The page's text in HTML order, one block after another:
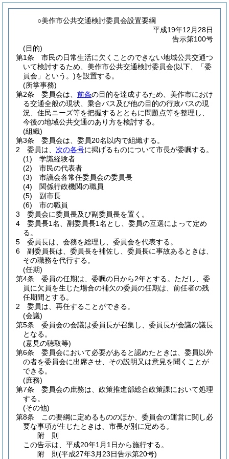
○美作市公共交通検討委員会設置要綱
平成19年12月28日
告示第100号
(目的)
第1条
市民の日常生活に欠くことのできない地域公共交通つ
いて検討するため、美作市公共交通検討委員会(以下、「委
員会」という。)を設置する。
(所掌事務)
第2条
委員会は、 前条の目的を達成するため、美作市におけ
る交通全般の現状、乗合バス及び他の目的の行政バスの現
況、住民ニーズ等を把握するとともに問題点等を整理し、
今後の地域公共交通のあり方を検討する。
(組織)
第3条
委員会は、委員20名以内で組織する。
2
委員は、 次の各号に掲げるものについて市長が委嘱する。
(1)
学識経験者
(2)
市民の代表者
(3)
市議会各常任委員会の委員長
(4)
関係行政機関の職員
(5)
副市長
(6)
市の職員
3
委員会に委員長及び副委員長を置く。
4
委員長1名、副委員長1名とし、委員の互選によって定め
る。
5
委員長は、会務を総理し、委員会を代表する。
6
副委員長は、委員長を補佐し、委員長に事故あるときは、
その職務を代行する。
(任期)
第4条
委員の任期は、委嘱の日から2年とする。 ただし、委
員に欠員を生じた場合の補欠の委員の任期は、前任者の残
任期間とする。
2
委員は、再任することができる。
(会議)
第5条
委員会の会議は委員長が召集し、委員長が会議の議長
となる。
(意見の聴取等)
第6条
委員会において必要があると認めたときは、委員以外
の者を委員会に出席させ、その説明又は意見を聞くことが
できる。
(庶務)
第7条
委員会の庶務は、政策推進部総合政策課において処理
する。
(その他)
第8条
この要綱に定めるもののほか、委員会の運営に関し必
要な事項が生じたときは、市長が別に定める。
附 則
この告示は、平成20年1月1日から施行する。
附 則(平成27年3月23日告示第20号)